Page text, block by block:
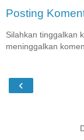
Posting
Silahkan tinggalkan
meninggalkan
‹